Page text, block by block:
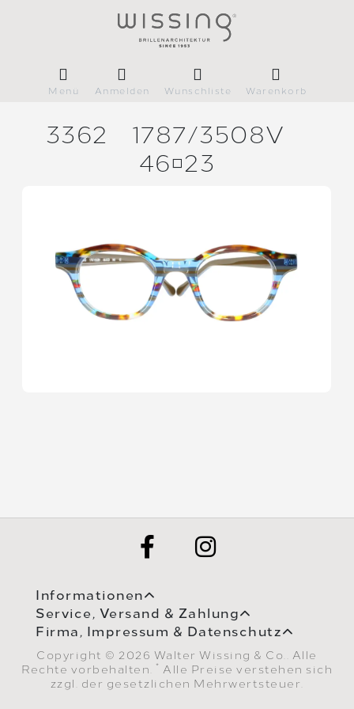
Menü Anmelden Wunschliste Warenkorb
3362 1787/3508V
4623
Informationen
Service, Versand & Zahlung
Firma, Impressum & Datenschutz
Copyright © 2026 Walter Wissing & Co.. Alle
Rechte vorbehalten.
* Alle Preise verstehen sich
zzgl. der gesetzlichen Mehrwertsteuer.